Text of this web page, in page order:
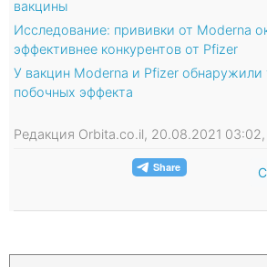
вакцины
Исследование: прививки от Moderna
эффективнее конкурентов от Pfizer
У вакцин Moderna и Pfizer обнаружили
побочных эффекта
Редакция Orbita.co.il, 20.08.2021